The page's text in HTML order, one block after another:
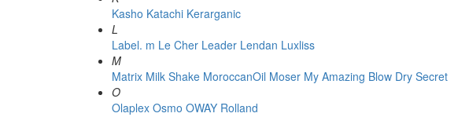
Kasho Katachi Kerarganic
L
Label. m Le Cher Leader Lendan Luxliss
M
Matrix Milk Shake MoroccanOil Moser My Amazing Blow Dry Secret
O
Olaplex Osmo OWAY Rolland